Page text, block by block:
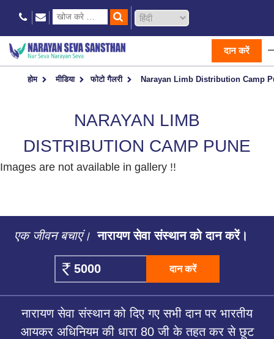
दान करें
होम मीडिया फोटो गैलरी Narayan Limb Distribution Camp
NARAYAN LIMB
DISTRIBUTION CAMP PUNE
Images are not available in gallery !!
एक जीवन बचाएं। नारायण सेवा संस्थान को दान करें।
दान करें
नारायण सेवा संस्थान को दिए गए सभी दान पर भारतीय
आयकर अधिनियम की धारा 80 जी के तहत कर से छूट